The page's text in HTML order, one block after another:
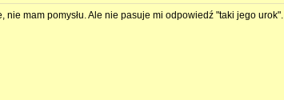
nie mam pomysłu. Ale nie pasuje mi odpowiedź "taki jego urok".